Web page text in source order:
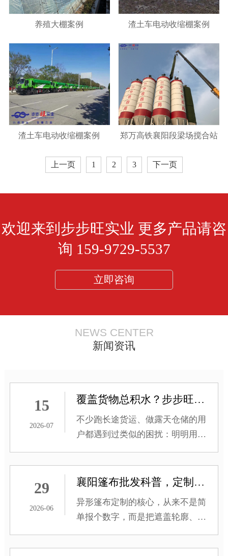
养殖大棚案例 渣土车电动收缩棚案例
渣土车电动收缩棚案例 郑万高铁襄阳段梁场搅合站
罐衣案例
上一页
1 2 3 下一页
欢迎来到步步旺实业 更多产品请咨
询 159-9729-5537
立即咨询
NEWS CENTER
新闻资讯
15
2026-07
覆盖货物总积水？步步旺篷布教你斜坡搭建的黄金角度
不少跑长途货运、做露天仓储的用
户都遇到过类似的困扰：明明用篷
后，篷布表面还是积了一大片水，
渗进去的雨水打湿了货物，后续还
旺篷布在和大量一线用户的交流中
发现，这类积水问题大多不是篷布
本身的问题，而是搭建时的斜坡角
29
2026-06
襄阳篷布批发科普，定制异形尺寸篷布的前期测量核心要点
异形篷布定制的核心，从来不是简
单报个数字，而是把遮盖轮廓、固
到位。前期测量把这些要点做到